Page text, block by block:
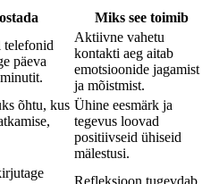
Miks see toimib
telefonid
päeva
Aktiivne vahetu
kontakti aeg aitab
emotsioonide jagamist
ja mõistmist.
õhtu, kus Ühine eesmärk ja
tegevus loovad
positiivseid ühiseid
mälestusi.